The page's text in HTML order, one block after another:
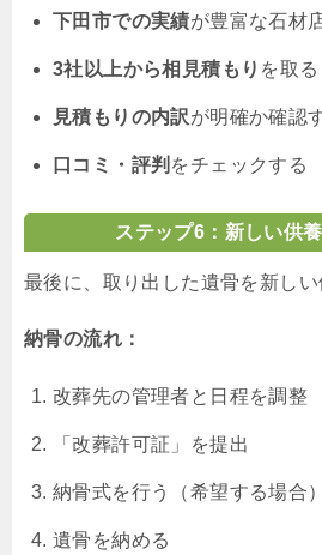
下田市での実績が豊富な石材
3社以上から相見積もり を取る
見積もりの内訳が明確か確認
口コミ・評判 をチェックする
ステップ6：新しい供
最後に、取り出した遺骨を新しい
納骨の流れ：
改葬先の管理者と日程を調整
「改葬許可証」を提出
納骨式を行う（希望する場合）
遺骨を納める